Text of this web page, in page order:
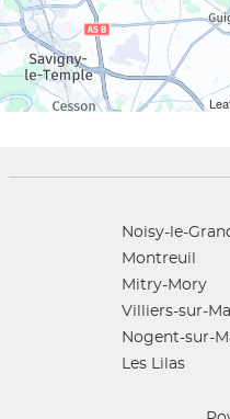
Noisy-le-
Montreuil
Mitry-Mory
Villiers-sur-
Nogent-sur-
Les Lilas